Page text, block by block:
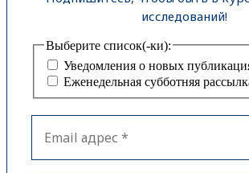
исследований!
Выберите список(-ки):
Уведомления о новых
Еженедельная субботняя